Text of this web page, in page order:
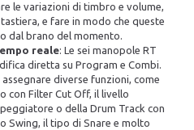
le variazioni di timbro e volume,
e fare in modo che queste
dal brano del momento.
reale: Le sei manopole RT
diretta su Program e Combi.
diverse funzioni, come
con Filter Cut Off, il livello
o della Drum Track con
Swing, il tipo di Snare e molto